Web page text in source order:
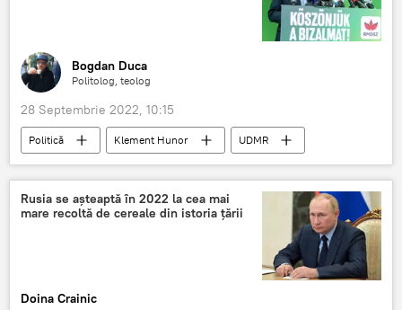
Bogdan Duca
Politolog, teolog
28 Septembrie 2022, 10:15
Politică Klement Hunor
UDMR
România
Rusia se aşteaptă în 2022 la cea mai
mare recoltă de cereale din istoria ţării
Doina Crainic